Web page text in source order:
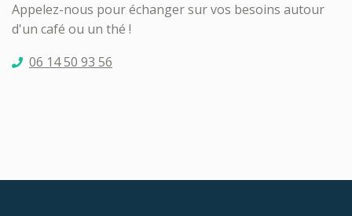
Appelez-nous pour échanger sur vos besoins autour
d'un café ou un thé !
06 14 50 93 56